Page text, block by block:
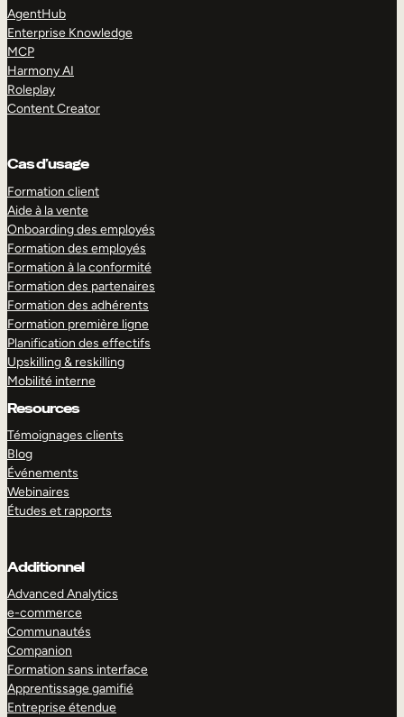
AgentHub
Enterprise Knowledge
MCP
Harmony AI
Roleplay
Content Creator
Cas d’usage
Formation client
Aide à la vente
Onboarding des employés
Formation des employés
Formation à la conformité
Formation des partenaires
Formation des adhérents
Formation première ligne
Planification des effectifs
Upskilling & reskilling
Mobilité interne
Resources
Témoignages clients
Blog
Événements
Webinaires
Études et rapports
Additionnel
Advanced Analytics
e-commerce
Communautés
Companion
Formation sans interface
Apprentissage gamifié
Entreprise étendue